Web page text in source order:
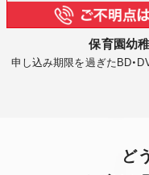
保育園幼
申し込み期限を過ぎたBD・
ど